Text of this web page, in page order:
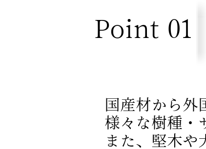
Point 01
国産材から外
様々な樹種・
また、堅木や